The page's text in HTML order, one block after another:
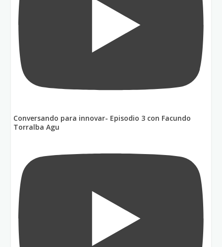
Conversando para innovar- Episodio 3 con Facundo
Torralba Agu